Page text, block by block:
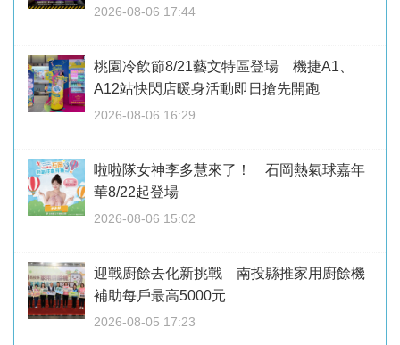
2026-08-06 17:44
桃園冷飲節8/21藝文特區登場 機捷A1、
A12站快閃店暖身活動即日搶先開跑
2026-08-06 16:29
啦啦隊女神李多慧來了！ 石岡熱氣球嘉年
華8/22起登場
2026-08-06 15:02
迎戰廚餘去化新挑戰 南投縣推家用廚餘機
補助每戶最高5000元
2026-08-05 17:23